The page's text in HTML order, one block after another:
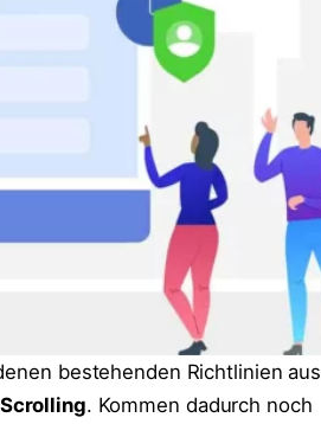
bestehenden Richtlinien aus
Scrolling. Kommen dadurch noch